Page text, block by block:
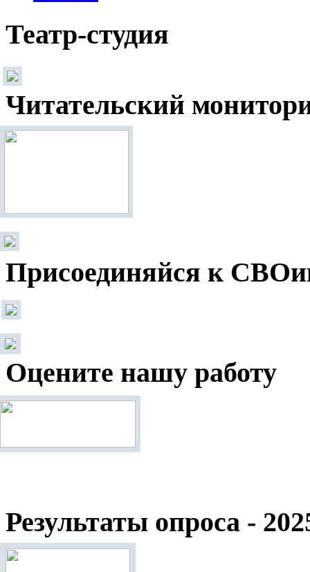
Театр-студия
Читательский
Присоединяйся к
Оцените нашу работу
Результаты опроса -